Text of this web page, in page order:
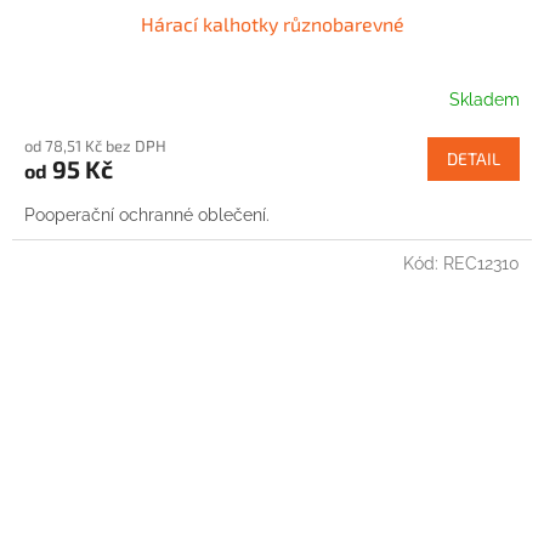
Hárací kalhotky různobarevné
Skladem
od 78,51 Kč bez DPH
od 95 Kč DETAIL
Pooperační ochranné oblečení.
Kód: REC12310